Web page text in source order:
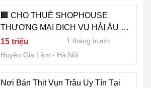
🏢 CHO THUÊ SHOPHOUSE
THƯƠNG MẠI DỊCH VỤ HẢI ÂU 11
– VINHOMES OCEAN PARK 1
15 triệu
1 tháng trước
Huyện Gia Lâm
Hà Nội
Nơi Bán Thịt Vụn Trâu Uy Tín Tại